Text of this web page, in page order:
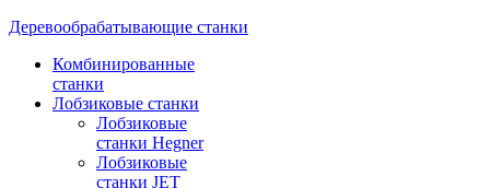
Деревообрабатывающие станки
Комбинированные
станки
Лобзиковые станки
Лобзиковые
станки Hegner
Лобзиковые
станки JET